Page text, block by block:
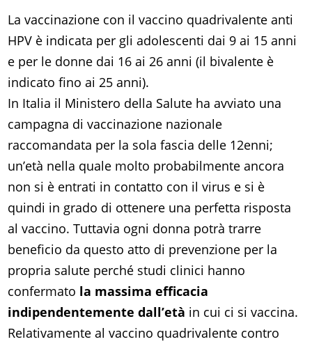
La vaccinazione con il vaccino quadrivalente anti
HPV è indicata per gli adolescenti dai 9 ai 15 anni
e per le donne dai 16 ai 26 anni (il bivalente è
indicato fino ai 25 anni).
In Italia il Ministero della Salute ha avviato una
campagna di vaccinazione nazionale
raccomandata per la sola fascia delle 12enni;
un’età nella quale molto probabilmente ancora
non si è entrati in contatto con il virus e si è
quindi in grado di ottenere una perfetta risposta
al vaccino. Tuttavia ogni donna potrà trarre
beneficio da questo atto di prevenzione per la
propria salute perché studi clinici hanno
confermato la massima efficacia
indipendentemente dall’età in cui ci si vaccina.
Relativamente al vaccino quadrivalente contro